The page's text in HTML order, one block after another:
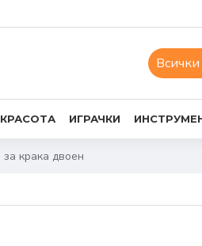
Всички
ИГРАЧКИ
крака двоен